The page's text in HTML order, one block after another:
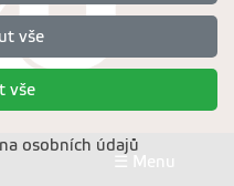
☰ Menu
vše
vše
osobních údajů